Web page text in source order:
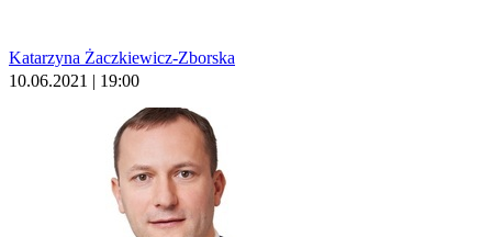
Katarzyna Żaczkiewicz-Zborska
10.06.2021 | 19:00